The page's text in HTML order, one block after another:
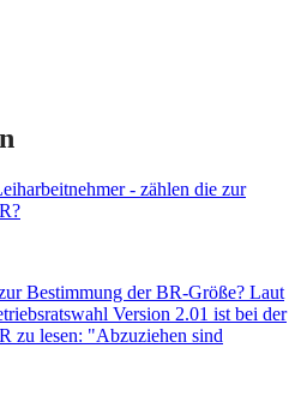
- zählen die zur
Bestimmung der BR-Größe? Laut
Version 2.01 ist bei der
zu lesen: "Abzuziehen sind